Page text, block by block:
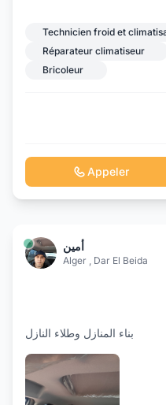
Technicien froid et
Réparateur climatiseur
Bricoleur
Appeler
أمين
Alger , Dar El Beida
بناء المنازل وطلاء النازل